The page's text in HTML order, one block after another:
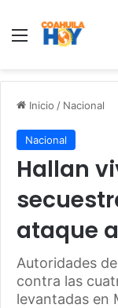
Menu
Inicio / Nacional
Nacional
Hallan
ataque
Autoridades
contra las
levantadas en